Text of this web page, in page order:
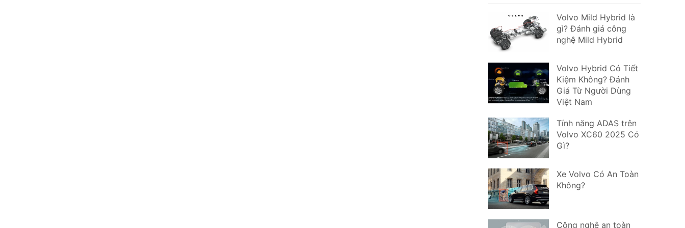
Volvo Mild Hybrid là
gì? Đánh giá công
nghệ Mild Hybrid
Volvo Hybrid Có Tiết
Kiệm Không? Đánh
Giá Từ Người Dùng
Việt Nam
Tính năng ADAS trên
Volvo XC60 2025 Có
Gì?
Xe Volvo Có An Toàn
Không?
Công nghệ an toàn